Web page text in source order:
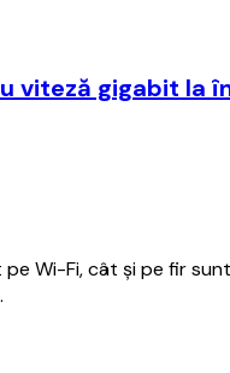
viteză gigabit la
Wi-Fi, cât și pe fir